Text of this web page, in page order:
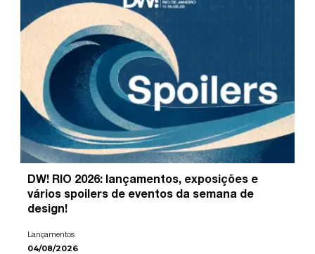
DW! RIO 2026: lançamentos, exposições e
vários spoilers de eventos da semana de
design!
Lançamentos
04/08/2026